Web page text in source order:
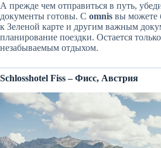
А прежде чем отправиться в путь,
документы готовы. С omnis вы можете
к Зеленой карте и другим важным
планирование поездки. Остается
незабываемым отдыхом.
Schlosshotel Fiss – Фисс, Австрия